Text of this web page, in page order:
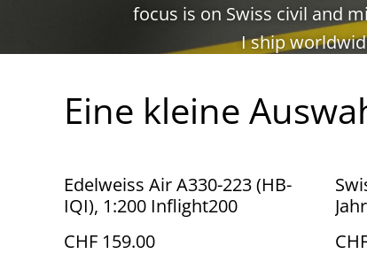
focus is on Swiss civil and
I ship
Eine kleine
Edelweiss Air A330-223 (HB-
IQI), 1:200 Inflight200
CHF 159.00